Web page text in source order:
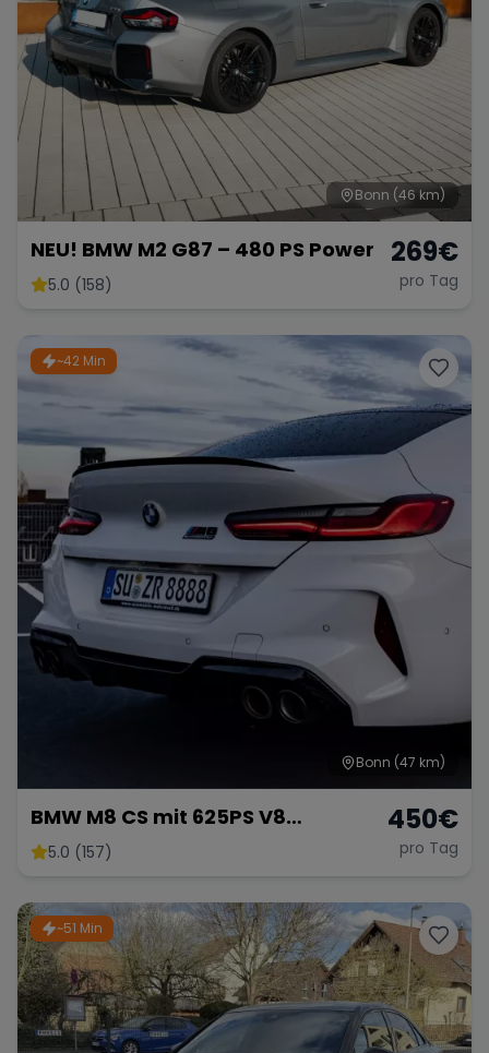
Bonn (46 km)
NEU! BMW M2 G87 – 480 PS Power
5.0 (158)
269€
pro Tag
~42 Min
Bonn (47 km)
BMW M8 CS mit 625PS V8
Twinturbo Gran Coupe
5.0 (157)
450€
pro Tag
~51 Min